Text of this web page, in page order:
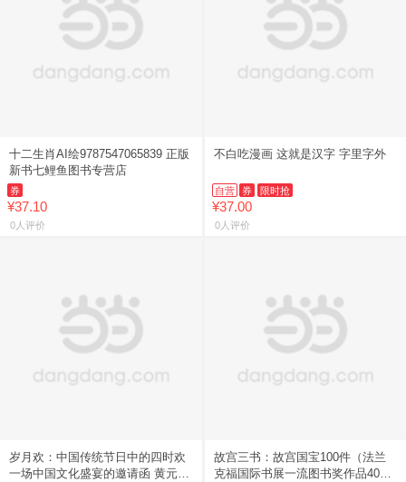
十二生肖AI绘9787547065839 正版
新书七鲤鱼图书专营店
券
¥37.10
0人评价
不白吃漫画 这就是汉字 字里字外
自营 券 限时抢
¥37.00
0人评价
岁月欢：中国传统节日中的四时欢
一场中国文化盛宴的邀请函 黄元琪
故宫三书：故宫国宝100件（法兰
克福国际书展一流图书奖作品40年